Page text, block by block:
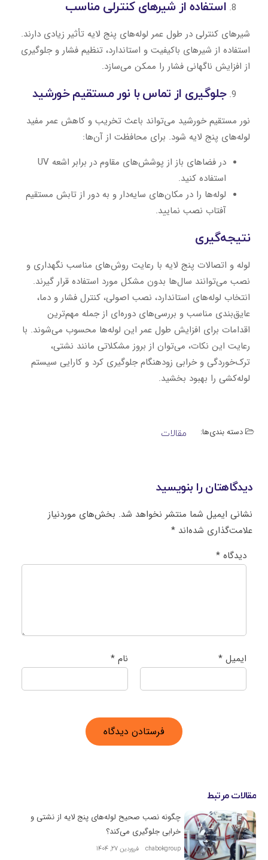
استفاده از شیرهای کنترلی مناسب
شیرهای کنترلی در طول عمر لوله‌های پنج لایه تأثیر زیادی دارند.
استفاده از شیرهای باکیفیت و استاندارد، تنظیم فشار و جلوگیری
از افزایش ناگهانی فشار را ممکن می‌سازد.
جلوگیری از تماس با نور مستقیم خورشید
نور مستقیم خورشید می‌تواند باعث تخریب و کاهش عمر مفید
لوله‌های پنج لایه شود. برای محافظت از آن‌ها:
در فضاهای باز از پوشش‌های مقاوم در برابر اشعه UV
استفاده کنید.
لوله‌ها را در مکان‌های سایه‌دار و به دور از تابش مستقیم
آفتاب نصب نمایید.
نتیجه‌گیری
لوله و اتصالات پنج لایه با رعایت روش‌های مناسب نگهداری و
نصب می‌توانند سال‌ها بدون مشکل مورد استفاده قرار گیرند.
انتخاب لوله‌های استاندارد، نصب اصولی، کنترل فشار و دما،
عایق‌بندی مناسب و بررسی‌های دوره‌ای از جمله مهم‌ترین
اقدامات برای افزایش طول عمر این لوله‌ها محسوب می‌شوند. با
رعایت این نکات، می‌توان از بروز مشکلاتی مانند نشتی،
ترک‌خوردگی و خرابی زودهنگام جلوگیری کرد و کارایی سیستم
لوله‌کشی را بهبود بخشید.
دسته بندی‌ها: مقالات
دیدگاهتان را بنویسید
نشانی ایمیل شما منتشر نخواهد شد. بخش‌های موردنیاز
علامت‌گذاری شده‌اند *
دیدگاه *
نام * ایمیل *
مقالات مرتبط
چگونه نصب صحیح لوله‌های پنج لایه از نشتی و
خرابی جلوگیری می‌کند؟
chabokgroup فروردین 27, 1404